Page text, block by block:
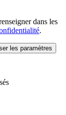
dans les
.
les paramètres